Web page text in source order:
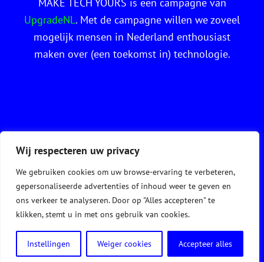
Wij respecteren uw privacy
We gebruiken cookies om uw browse-ervaring te verbeteren,
gepersonaliseerde advertenties of inhoud weer te geven en
ons verkeer te analyseren. Door op "Alles accepteren" te
klikken, stemt u in met ons gebruik van cookies.
Instellingen Weiger cookies Accepteer alles
UpgradeNL. Met de campagne willen we zoveel
mogelijk mensen in Nederland enthousiast
maken over (een toekomst in) technologie.
Copyright -2026
Facebook
Instagram
TwitterLinkedIn